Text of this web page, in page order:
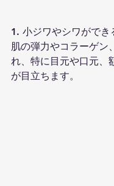
1. 小ジワやシワができ
肌の弾力やコラーゲン
れ、特に目元や口元、
が目立ちます。